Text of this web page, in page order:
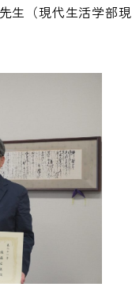
生（現代生活学部現